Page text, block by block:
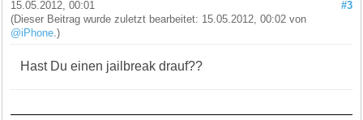
#3
15.05.2012, 00:01
(Dieser Beitrag wurde zuletzt bearbeitet: 15.05.2012, 00:02 von
@iPhone .)
Hast Du einen jailbreak drauf??